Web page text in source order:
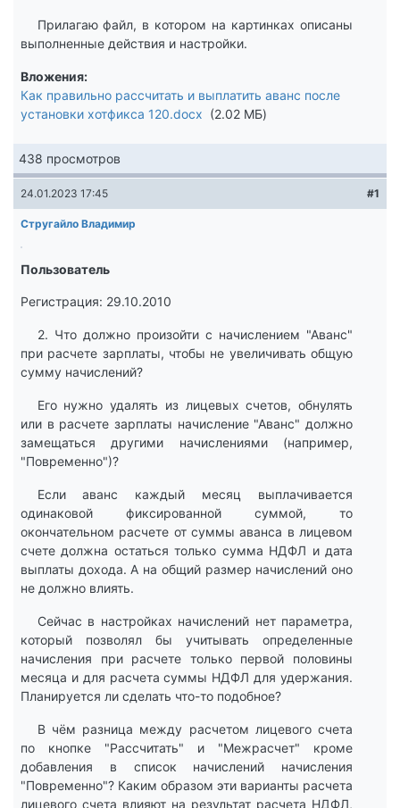
Прилагаю файл, в котором на картинках описаны
выполненные действия и настройки.
Вложения
Как правильно рассчитать и выплатить аванс после
установки хотфикса 120.docx
2.02 МБ
438 просмотров
24.01.2023 17:45 #1
Стругайло Владимир
Пользователь
Регистрация: 29.10.2010
2. Что должно произойти с начислением "Аванс"
при расчете зарплаты, чтобы не увеличивать общую
сумму начислений?
Его нужно удалять из лицевых счетов, обнулять
или в расчете зарплаты начисление "Аванс" должно
замещаться другими начислениями (например,
"Повременно")?
Если аванс каждый месяц выплачивается
одинаковой фиксированной суммой, то
окончательном расчете от суммы аванса в лицевом
счете должна остаться только сумма НДФЛ и дата
выплаты дохода. А на общий размер начислений оно
не должно влиять.
Сейчас в настройках начислений нет параметра,
который позволял бы учитывать определенные
начисления при расчете только первой половины
месяца и для расчета суммы НДФЛ для удержания.
Планируется ли сделать что-то подобное?
В чём разница между расчетом лицевого счета
по кнопке "Рассчитать" и "Межрасчет" кроме
добавления в список начислений начисления
"Повременно"? Каким образом эти варианты расчета
лицевого счета влияют на результат расчета НДФЛ,